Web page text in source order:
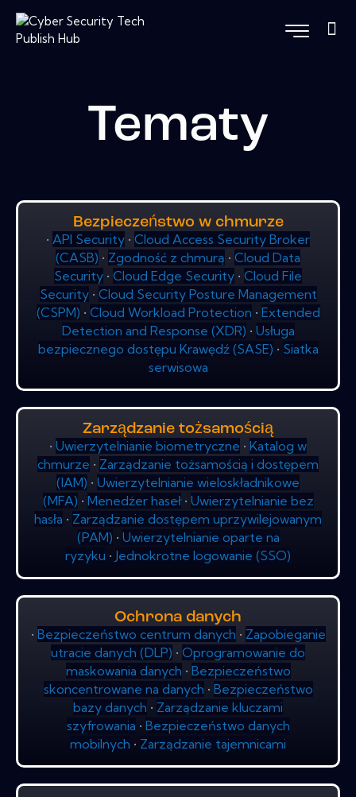
Tematy
Bezpieczeństwo w chmurze
• API Security • Cloud Access Security Broker
(CASB) • Zgodność z chmurą • Cloud Data
Security • Cloud Edge Security • Cloud File
Security• Cloud Security Posture Management
(CSPM) • Cloud Workload Protection • Extended
Detection and Response (XDR) • Usługa
bezpiecznego dostępu Krawędź (SASE) • Siatka
serwisowa
Zarządzanie tożsamością
• Uwierzytelnianie biometryczne • Katalog w
chmurze • Zarządzanie tożsamością i dostępem
(IAM) • Uwierzytelnianie wieloskładnikowe
(MFA) • Menedżer haseł• Uwierzytelnianie bez
hasła • Zarządzanie dostępem uprzywilejowanym
(PAM) • Uwierzytelnianie oparte na
ryzyku • Jednokrotne logowanie (SSO)
Ochrona danych
• Bezpieczeństwo centrum danych • Zapobieganie
utracie danych (DLP) • Oprogramowanie do
maskowania danych • Bezpieczeństwo
skoncentrowane na danych • Bezpieczeństwo
bazy danych • Zarządzanie kluczami
szyfrowania • Bezpieczeństwo danych
mobilnych • Zarządzanie tajemnicami